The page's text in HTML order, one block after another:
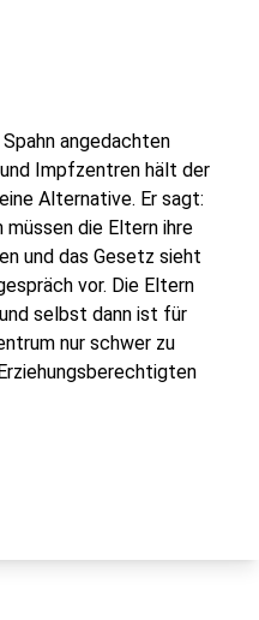
angedachten
Impfzentren hält der
Alternative. Er sagt:
müssen die Eltern ihre
und das Gesetz sieht
vor. Die Eltern
selbst dann ist für
nur schwer zu